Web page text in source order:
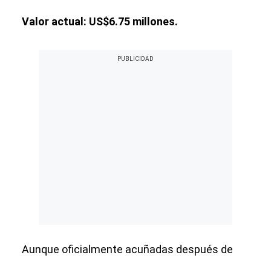
Valor actual: US$6.75 millones.
Aunque oficialmente acuñadas después de